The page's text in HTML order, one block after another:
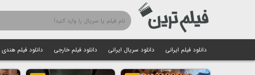
دانلود فیلم ایرانی دانلود سریال ایرانی دانلود فیلم خارجی دانلود فیلم هندی